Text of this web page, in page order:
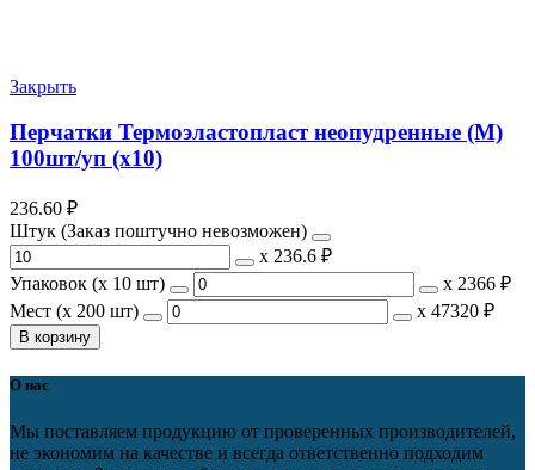
Закрыть
Перчатки Термоэластопласт неопудренные (М)
100шт/уп (х10)
236.60 ₽
Штук (Заказ поштучно невозможен)
х 236.6 ₽
Упаковок (x 10 шт)
х 2366 ₽
Мест (x 200 шт)
х 47320 ₽
В корзину
О нас
Мы поставляем продукцию от проверенных производителей,
не экономим на качестве и всегда ответственно подходим